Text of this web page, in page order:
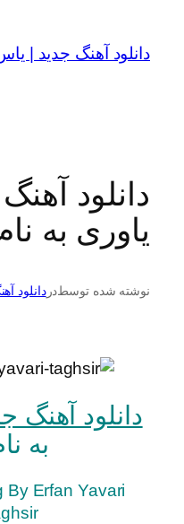
محتوادانلود آهنگ جدید |
دانلود
یاوری به
نوشته شده توسطدردانلود
دانلود آهنگ
به
By Erfan Yavari